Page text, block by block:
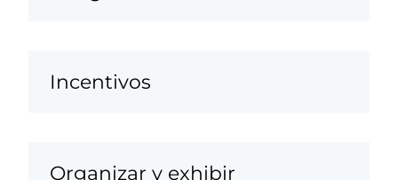
Incentivos
Organizar y exhibir